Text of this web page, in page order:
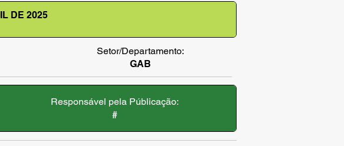
DE 2025
Setor/Departamento:
GAB
Responsável pela Públicação:
#